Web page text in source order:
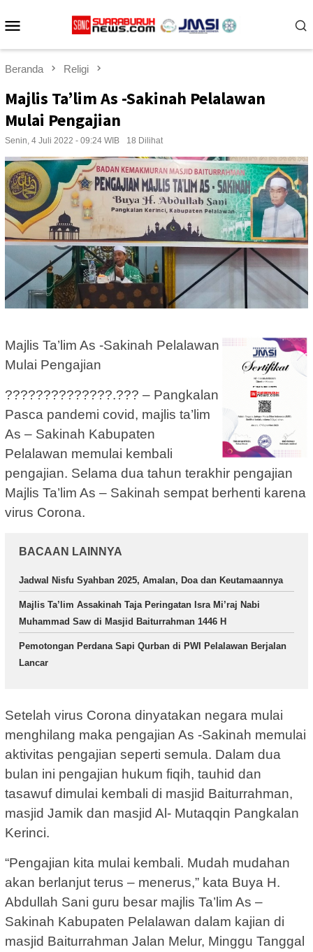
ke
Beranda Religi
Majlis Ta’lim As -Sakinah Pelalawan
Mulai Pengajian
Senin, 4 Juli 2022 - 09:24 WIB 18 Dilihat
Majlis Ta’lim As -Sakinah Pelalawan
Mulai Pengajian
??????????????.??? – Pangkalan
Pasca pandemi covid, majlis ta’lim
As – Sakinah Kabupaten
Pelalawan memulai kembali
pengajian. Selama dua tahun terakhir pengajian
Majlis Ta’lim As – Sakinah sempat berhenti karena
virus Corona.
BACAAN LAINNYA
Jadwal Nisfu Syahban 2025, Amalan, Doa dan Keutamaannya
Majlis Ta’lim Assakinah Taja Peringatan Isra Mi’raj Nabi
Muhammad Saw di Masjid Baiturrahman 1446 H
Pemotongan Perdana Sapi Qurban di PWI Pelalawan Berjalan
Lancar
Setelah virus Corona dinyatakan negara mulai
menghilang maka pengajian As -Sakinah memulai
aktivitas pengajian seperti semula. Dalam dua
bulan ini pengajian hukum fiqih, tauhid dan
tasawuf dimulai kembali di masjid Baiturrahman,
masjid Jamik dan masjid Al- Mutaqqin Pangkalan
Kerinci.
“Pengajian kita mulai kembali. Mudah mudahan
akan berlanjut terus – menerus,” kata Buya H.
Abdullah Sani guru besar majlis Ta’lim As –
Sakinah Kabupaten Pelalawan dalam kajian di
masjid Baiturrahman Jalan Melur, Minggu Tanggal